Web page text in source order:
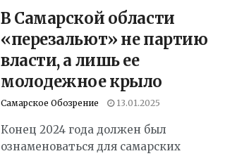
В Самарской области
«перезальют» не партию
власти, а лишь ее
молодежное крыло
Самарское Обозрение 13.01.2025
Конец 2024 года должен был
ознаменоваться для самарских